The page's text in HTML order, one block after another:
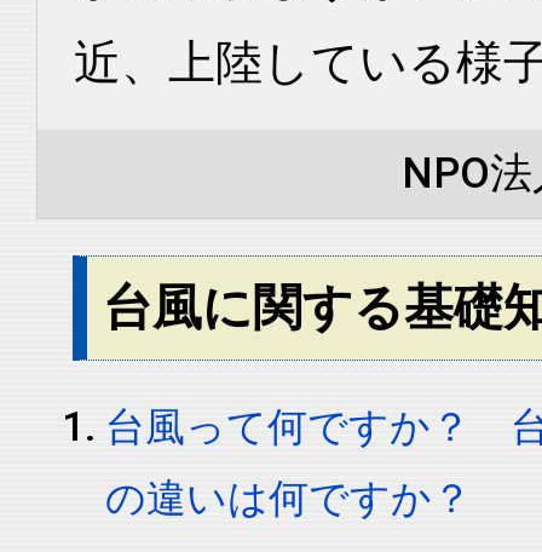
近、上陸している様
NPO
台風に関する基礎
台風って何ですか？
の違いは何ですか？